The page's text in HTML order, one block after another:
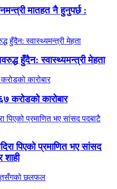
मातहत नै हुनुपर्छ :
हुँदैन: स्वास्थ्यमन्त्री मेहता
करोडको कारोबार
पिएको प्रमाणित भए सांसद
शाही